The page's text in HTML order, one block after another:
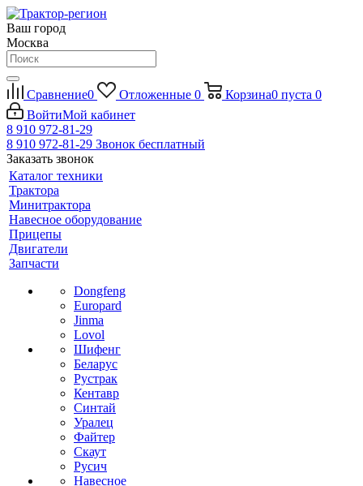
Ваш город
Москва
Сравнение0 Отложенные 0 Корзина0 пуста 0
ВойтиМой кабинет
8 910 972-81-29
8 910 972-81-29 Звонок бесплатный
Заказать звонок
Каталог техники
Трактора
Минитрактора
Навесное оборудование
Прицепы
Двигатели
Запчасти
Dongfeng
Europard
Jinma
Lovol
Шифенг
Беларус
Рустрак
Кентавр
Синтай
Уралец
Файтер
Скаут
Русич
Навесное